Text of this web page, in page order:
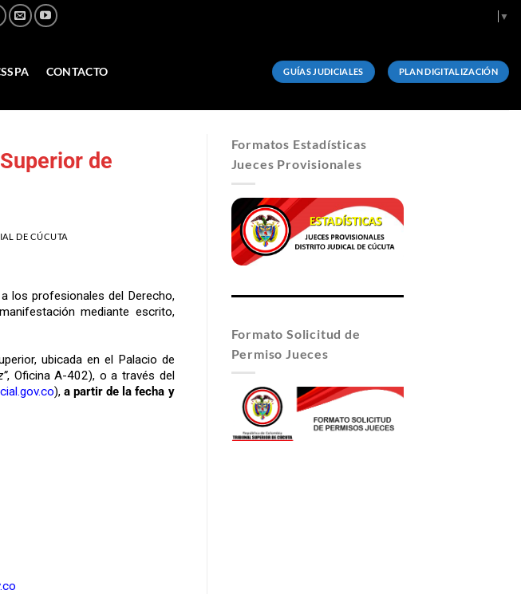
▼
CONTACTO GUÍAS JUDICIALES PLAN DIGITALIZACIÓN
de
DE CÚCUTA
los profesionales del Derecho,
mediante escrito,
ubicada en el Palacio de
, Oficina A-402), o a través del
), a partir de la fecha y
Formatos Estadísticas
Jueces Provisionales
Formato Solicitud de
Permiso Jueces